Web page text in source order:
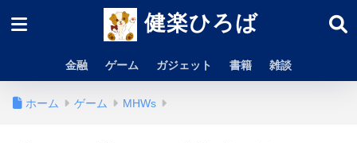
健楽ひろば
金融 ゲーム ガジェット 書籍 雑談
ホーム ゲーム MHWs